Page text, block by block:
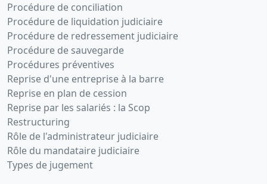
Procédure de conciliation
Procédure de liquidation judiciaire
Procédure de redressement judiciaire
Procédure de sauvegarde
Procédures préventives
Reprise d'une entreprise à la barre
Reprise en plan de cession
Reprise par les salariés : la Scop
Restructuring
Rôle de l'administrateur judiciaire
Rôle du mandataire judiciaire
Types de jugement